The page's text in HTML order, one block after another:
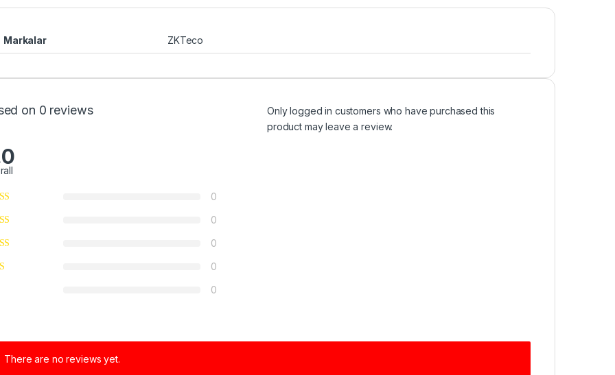
Markalar ZKTeco
on 0 reviews
0
0
0
0
0
Only logged in customers who have purchased this
product may leave a review.
There are no reviews yet.